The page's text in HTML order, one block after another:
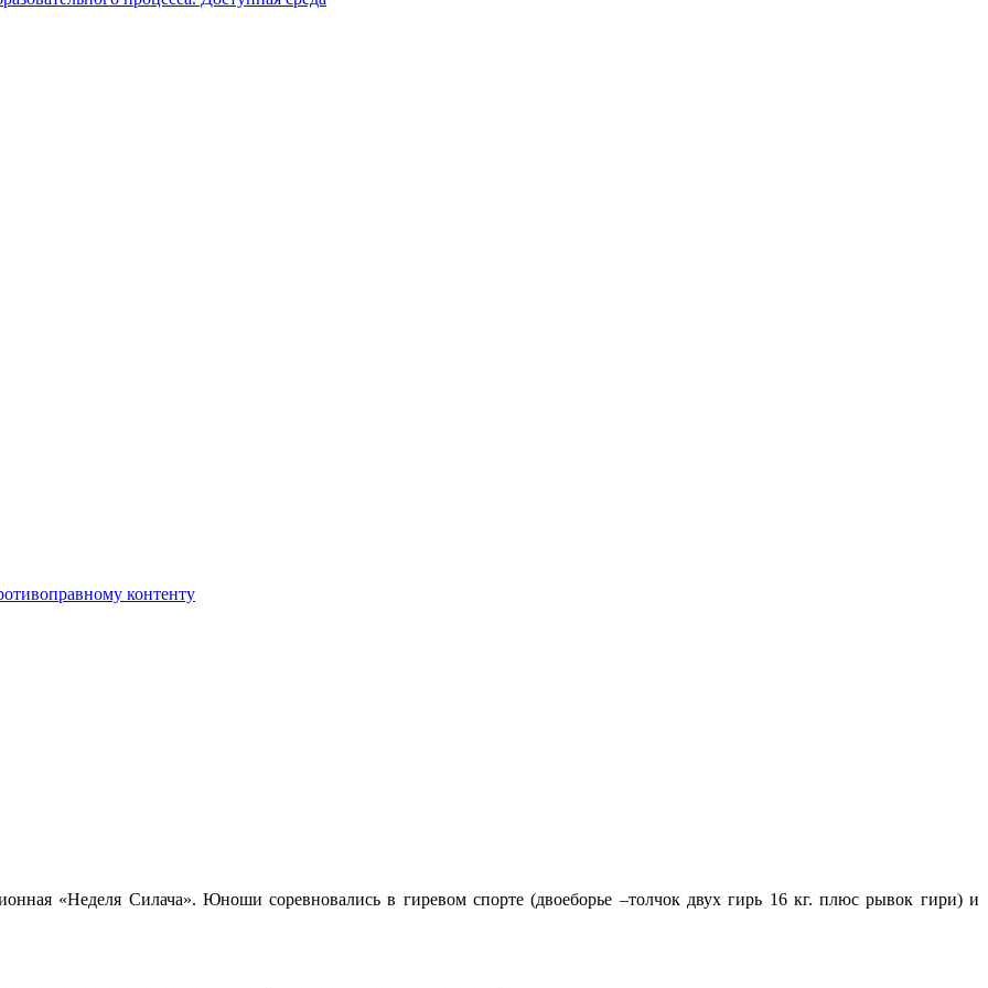
контенту
«Неделя Силача». Юноши соревновались в гиревом спорте (двоеборье –толчок двух гирь 16 кг. плюс рывок гири) и